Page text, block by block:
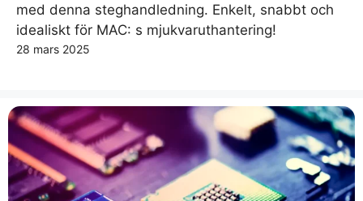
med denna steghandledning. Enkelt, snabbt och
idealiskt för MAC: s mjukvaruthantering!
28 mars 2025